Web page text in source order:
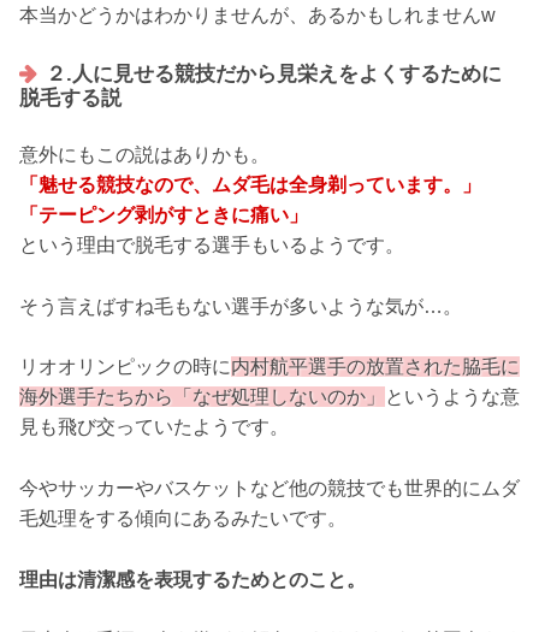
本当かどうかはわかりませんが、あるかもしれませんw
２.人に見せる競技だから見栄えをよくするために
脱毛する説
意外にもこの説はありかも。
「魅せる競技なので、ムダ毛は全身剃っています。」
「テーピング剥がすときに痛い」
という理由で脱毛する選手もいるようです。
そう言えばすね毛もない選手が多いような気が…。
リオオリンピックの時に内村航平選手の放置された脇毛に
海外選手たちから「なぜ処理しないのか」
というような意
見も飛び交っていたようです。
今やサッカーやバスケットなど他の競技でも世界的にムダ
毛処理をする傾向にあるみたいです。
理由は清潔感を表現するためとのこと。